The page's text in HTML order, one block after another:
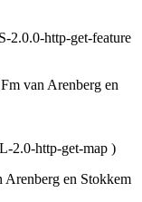
2.0.0-http-get-feature
van Arenberg en
2.0-http-get-map )
en Stokkem